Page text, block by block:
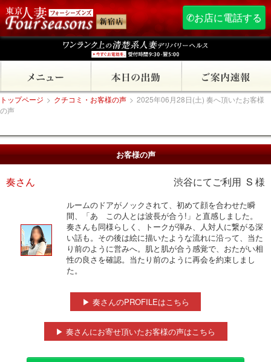
✆お店に電話する
トップページ > クチコミ・お客様の声 > 2025年06月28日(土) 奏へ頂いたお客様
の声
お客様の声
奏さん 渋谷にてご利用 S 様
ルームのドアがノックされて、初めて顔を合わせた瞬
間、「あ この人とは波長が合う!」と直感しました。
奏さんも同様らしく、トークが弾み、人対人に繋がる深
い話も。その後は絵に描いたような流れに沿って、当た
り前のように営みへ。肌と肌が合う感覚で、おたがい相
性の良さを確認。当たり前のように再会を約束しまし
た。
▶ 奏さんのPROFILEはこちら
▶ 奏さんにお寄せ頂いたお客様の声はこちら